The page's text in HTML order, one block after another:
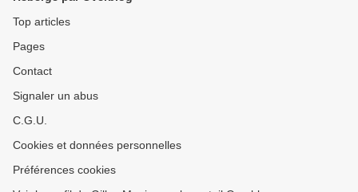
Top articles
Pages
Contact
Signaler un abus
C.G.U.
Cookies et données personnelles
Préférences cookies